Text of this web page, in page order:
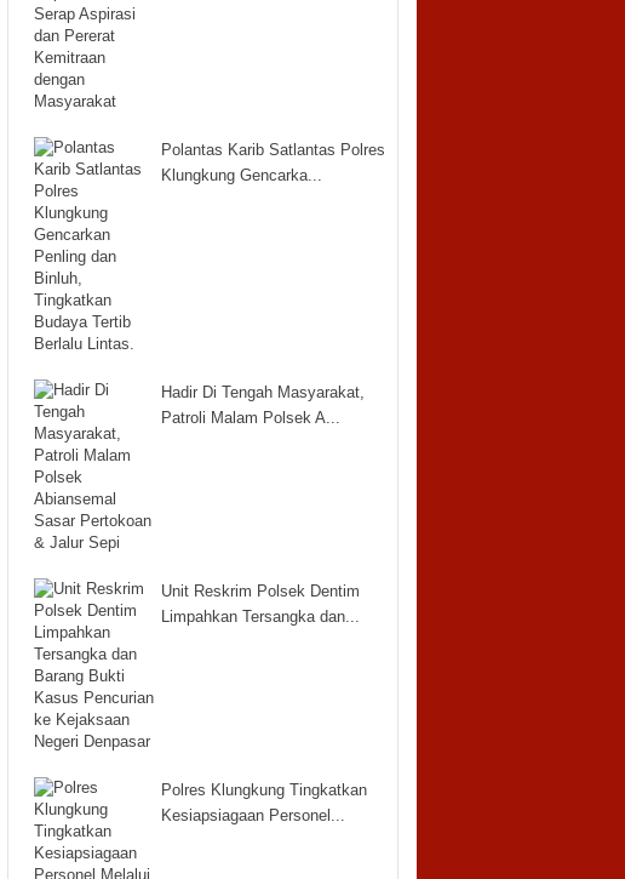
Polantas Karib Satlantas Polres
Klungkung Gencarka...
Hadir Di Tengah Masyarakat,
Patroli Malam Polsek A...
Unit Reskrim Polsek Dentim
Limpahkan Tersangka dan...
Polres Klungkung Tingkatkan
Kesiapsiagaan Personel...